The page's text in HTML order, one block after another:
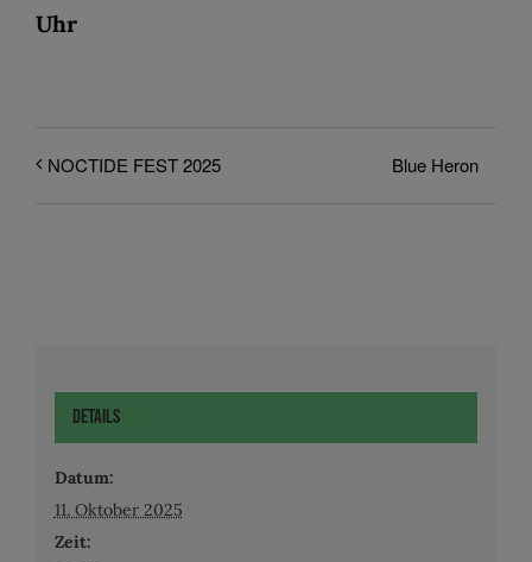
Uhr
NOCTIDE FEST 2025 Blue Heron
Details
Datum:
11. Oktober 2025
Zeit: